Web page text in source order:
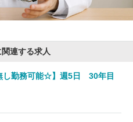
連する求人
勤務可能☆】週5日 30年目